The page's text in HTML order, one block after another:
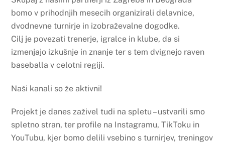
bomo v prihodnjih mesecih organizirali delavnice,
dvodnevne turnirje in izobraževalne dogodke.
Cilj je povezati trenerje, igralce in klube, da si
izmenjajo izkušnje in znanje ter s tem dvignejo raven
baseballa v celotni regiji.
Naši kanali so že aktivni!
Projekt je danes zaživel tudi na spletu – ustvarili smo
spletno stran, ter profile na Instagramu, TikToku in
YouTubu, kjer bomo delili vsebino s turnirjev, treningov